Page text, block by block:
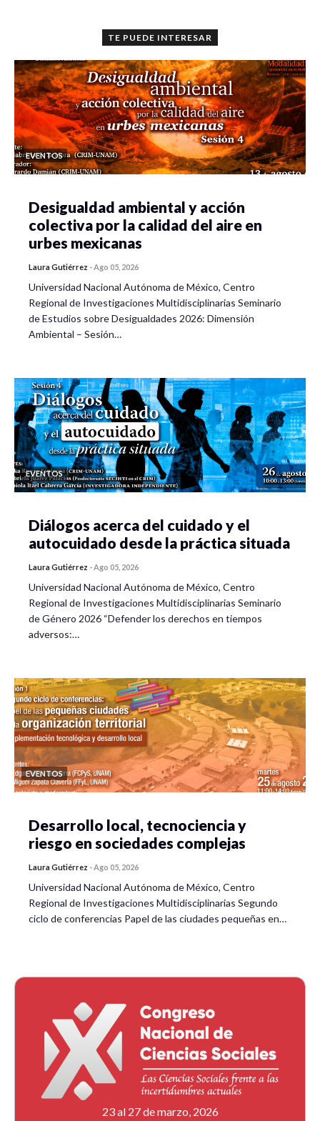
TE PUEDE INTERESAR
EVENTOS
Desigualdad ambiental y acción
colectiva por la calidad del aire en
urbes mexicanas
Laura Gutiérrez -Ago 05, 2026
Universidad Nacional Autónoma de México, Centro
Regional de Investigaciones Multidisciplinarias Seminario
de Estudios sobre Desigualdades 2026: Dimensión
Ambiental – Sesión…
EVENTOS
Diálogos acerca del cuidado y el
autocuidado desde la práctica situada
Laura Gutiérrez -Ago 05, 2026
Universidad Nacional Autónoma de México, Centro
Regional de Investigaciones Multidisciplinarias Seminario
de Género 2026 “Defender los derechos en tiempos
adversos:…
EVENTOS
Desarrollo local, tecnociencia y
riesgo en sociedades complejas
Laura Gutiérrez -Ago 05, 2026
Universidad Nacional Autónoma de México, Centro
Regional de Investigaciones Multidisciplinarias Segundo
ciclo de conferencias Papel de las ciudades pequeñas en…
23 al 27 de marzo, 2026